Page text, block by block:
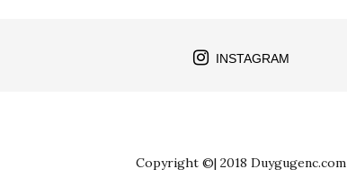
INSTAGRAM
Copyright ©| 2018 Duygugenc.com